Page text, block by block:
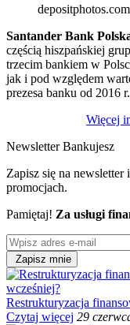
depositphotos.com
Santander Bank
częścią hiszpańskiej
trzecim bankiem w
jak i pod względem
prezesa banku od 2016
Więcej
Newsletter Bankujesz
Zapisz się na
promocjach.
Pamiętaj! Za usługi
Zapisz mnie
Restrukturyzacja
Czytaj więcej 29